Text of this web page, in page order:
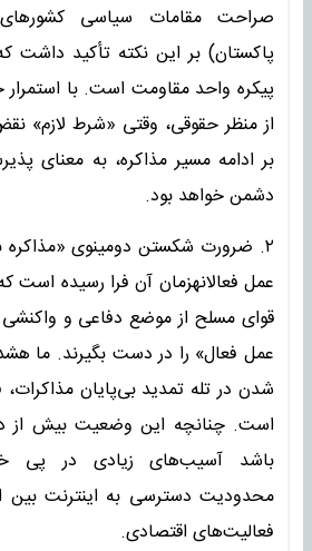
صراحت مقامات سیاسی
پاکستان) بر این نکته تأکید داشت
پیکره واحد مقاومت است. با استمرار
از منظر حقوقی، وقتی «شرط لازم»
بر ادامه مسیر مذاکره، به معنای
دشمن خواهد بود.
۲. ضرورت شکستن دومینوی «مذاکره
عمل فعالانهزمان آن فرا رسیده است
قوای مسلح از موضع دفاعی و
عمل فعال» را در دست بگیرند. ما
شدن در تله تمدید بی‌پایان
است. چنانچه این وضعیت بیش از
باشد آسیب‌های زیادی در پی
محدودیت دسترسی به اینترنت بین
فعالیت‌های اقتصادی.